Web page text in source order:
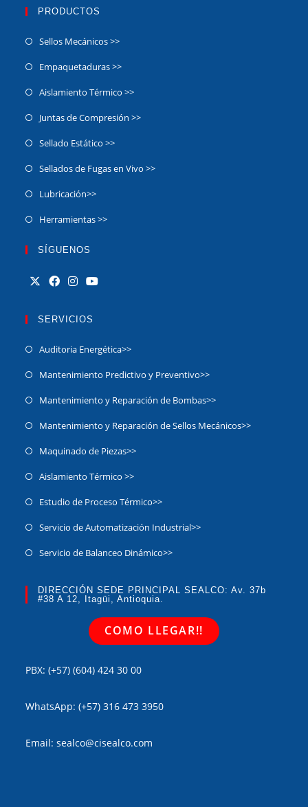
PRODUCTOS
Sellos Mecánicos >>
Empaquetaduras >>
Aislamiento Térmico >>
Juntas de Compresión >>
Sellado Estático >>
Sellados de Fugas en Vivo >>
Lubricación>>
Herramientas >>
SÍGUENOS
SERVICIOS
Auditoria Energética>>
Mantenimiento Predictivo y Preventivo>>
Mantenimiento y Reparación de Bombas>>
Mantenimiento y Reparación de Sellos Mecánicos>>
Maquinado de Piezas>>
Aislamiento Térmico >>
Estudio de Proceso Térmico>>
Servicio de Automatización Industrial>>
Servicio de Balanceo Dinámico​>>
DIRECCIÓN SEDE PRINCIPAL SEALCO: Av. 37b
#38 A 12, Itagüi, Antioquia.
COMO LLEGAR!!
PBX: (+57) (604) 424 30 00
WhatsApp: (+57) 316 473 3950
Email: sealco@cisealco.com